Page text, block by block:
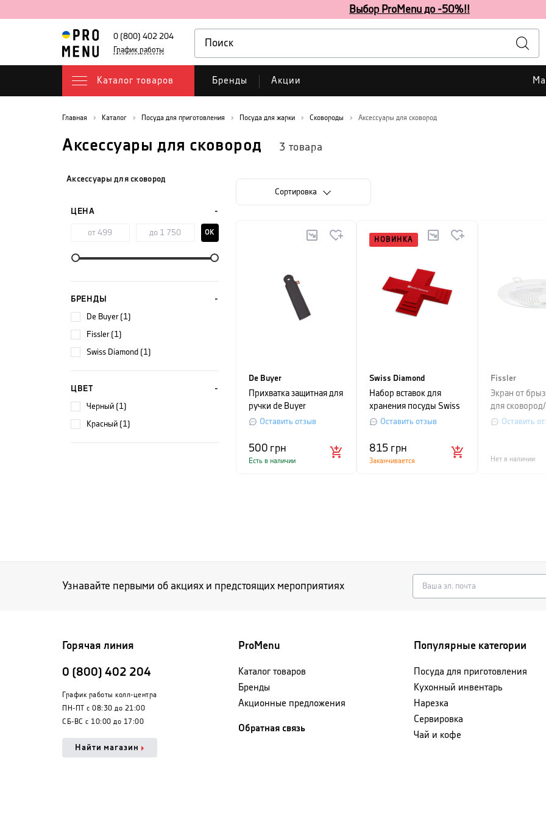
Выбор ProMenu до -50%!!
0 (800) 402 204
График работы
Каталог товаров Бренды Акции
Главная Каталог Посуда для приготовления Посуда для жарки Сковороды Аксессуары для сковород
Аксессуары для сковород 3 товара
Аксессуары для сковород
ЦЕНА
OK
БРЕНДЫ
De Buyer (1)
Fissler (1)
Swiss Diamond (1)
ЦВЕТ
черный (1)
красный (1)
Cортировка
De Buyer
Прихватка защитная для
ручки de Buyer
Оставить отзыв
500грн
Есть в наличии
НОВИНКА
Swiss Diamond
Набор вставок для
хранения посуды Swiss
Diamond, красный, 4 шт
Оставить отзыв
815 грн
Заканчивается
Fissler
Экран от
для
диаметром
Оставить
Нет в наличии
Узнавайте первыми об акциях и предстоящих мероприятиях
Горячая линия
0 (800) 402 204
График работы колл-центра
ПН-ПТ с 08:30 до 21:00
СБ-ВС с 10:00 до 17:00
Найти магазин
ProMenu
Каталог товаров
Бренды
Акционные предложения
Обратная связь
Популярные категории
Посуда для приготовления
Кухонный инвентарь
Нарезка
Сервировка
Чай и кофе